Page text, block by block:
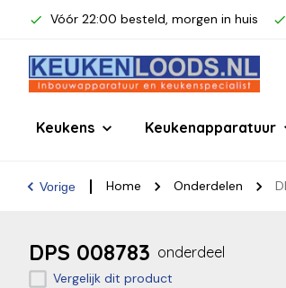
Vóór 22:00 besteld, morgen in huis
Keukens Keukenapparatuur
Vorige Home Onderdelen
DPS 008783 onderdeel
Vergelijk dit product